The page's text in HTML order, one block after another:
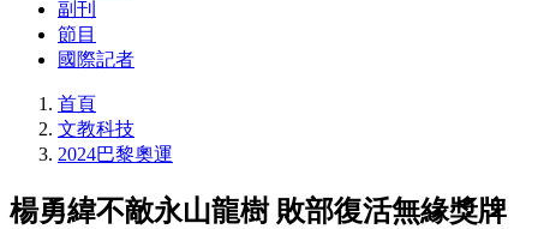
副刊
節目
國際記者
首頁
文教科技
2024巴黎奧運
楊勇緯不敵永山龍樹 敗部復活無緣獎牌